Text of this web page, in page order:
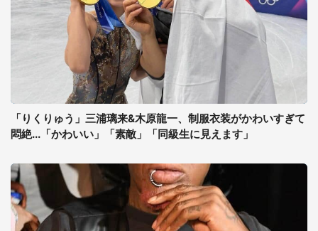
「りくりゅう」三浦璃来&木原龍一、制服衣装がかわいすぎて
悶絶...「かわいい」「素敵」「同級生に見えます」